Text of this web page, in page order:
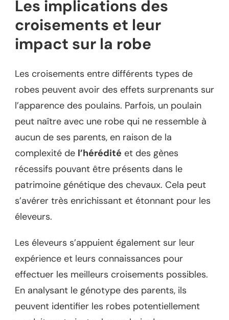
Les implications des
croisements et leur
impact sur la robe
Les croisements entre différents types de
robes peuvent avoir des effets surprenants sur
l’apparence des poulains. Parfois, un poulain
peut naître avec une robe qui ne ressemble à
aucun de ses parents, en raison de la
complexité de l’hérédité et des gènes
récessifs pouvant être présents dans le
patrimoine génétique des chevaux. Cela peut
s’avérer très enrichissant et étonnant pour les
éleveurs.
Les éleveurs s’appuient également sur leur
expérience et leurs connaissances pour
effectuer les meilleurs croisements possibles.
En analysant le génotype des parents, ils
peuvent identifier les robes potentiellement